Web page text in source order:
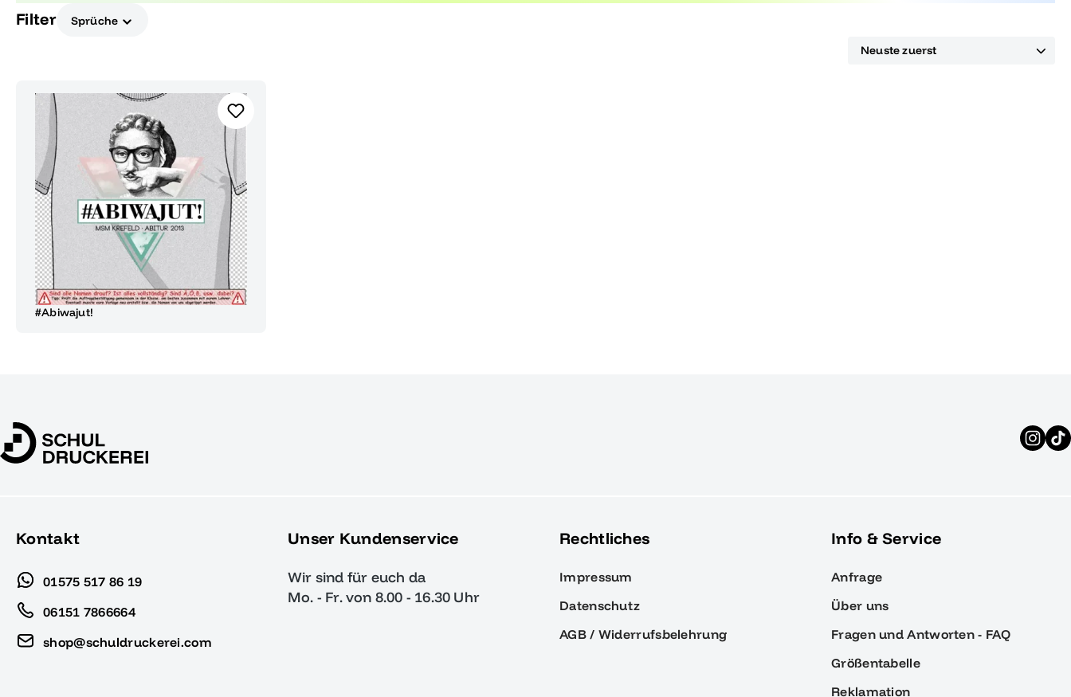
Filter Sprüche
#Abiwajut!
Kontakt
01575 517 86 19
06151 7866664
shop@schuldruckerei.com
Unser Kundenservice
Wir sind für euch da
Mo. - Fr. von 8.00 - 16.30 Uhr
Rechtliches
Impressum
Datenschutz
AGB / Widerrufsbelehrung
Info & Service
Anfrage
Über uns
Fragen und Antworten - FAQ
Größentabelle
Reklamation